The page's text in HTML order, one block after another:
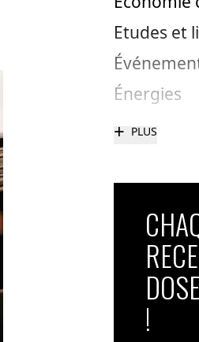
Etudes et
Énergies
+ PLUS
!